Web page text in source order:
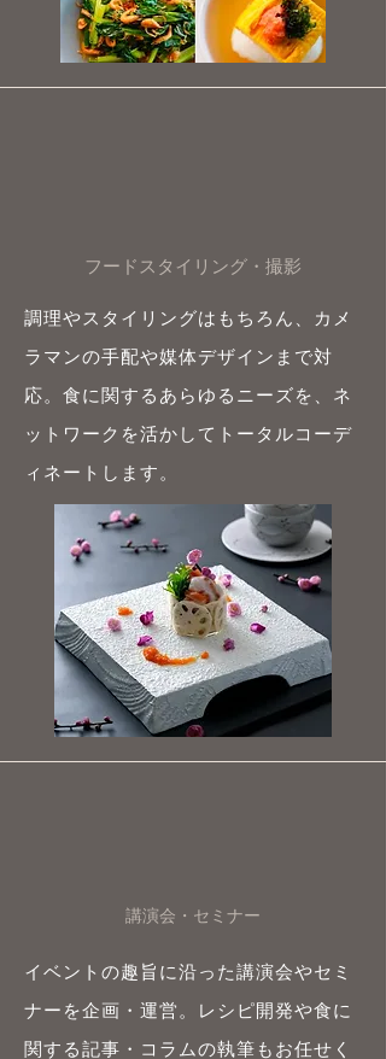
フードスタイリング・撮影
調理やスタイリングはもちろん、カメ
ラマンの手配や媒体デザインまで対
応。食に関するあらゆるニーズを、ネ
ットワークを活かしてトータルコーデ
ィネートします。
講演会・セミナー
イベントの趣旨に沿った講演会やセミ
ナーを企画・運営。レシピ開発や食に
関する記事・コラムの執筆もお任せく